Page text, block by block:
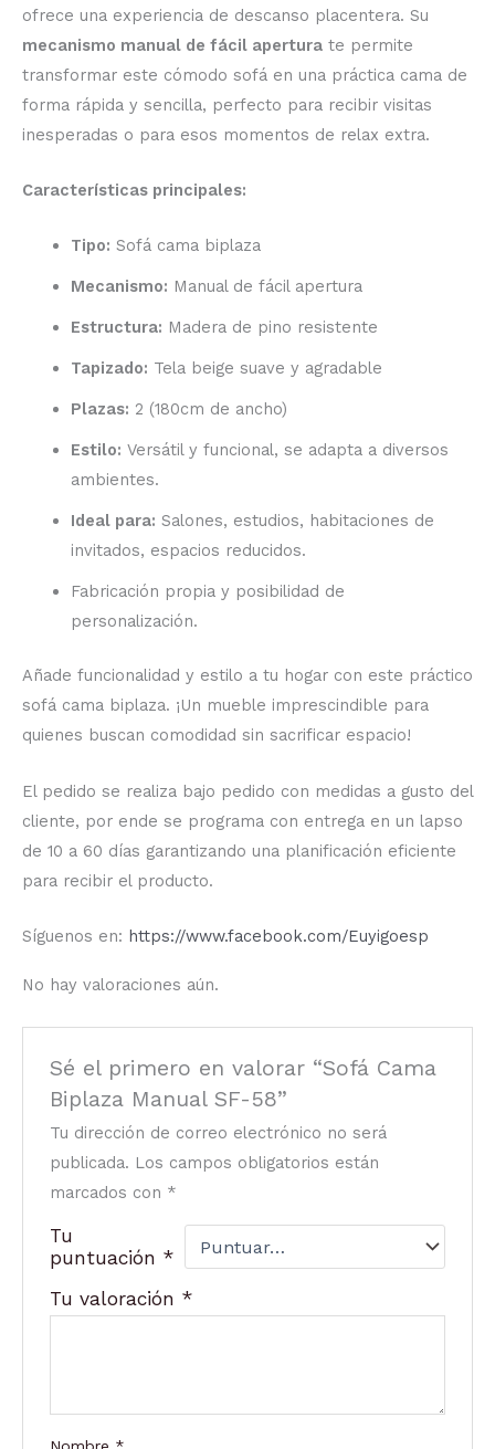
ofrece una experiencia de descanso placentera. Su
mecanismo manual de fácil apertura te permite
transformar este cómodo sofá en una práctica cama de
forma rápida y sencilla, perfecto para recibir visitas
inesperadas o para esos momentos de relax extra.
Características principales:
Tipo: Sofá cama biplaza
Mecanismo: Manual de fácil apertura
Estructura: Madera de pino resistente
Tapizado: Tela beige suave y agradable
Plazas: 2 (180cm de ancho)
Estilo: Versátil y funcional, se adapta a diversos
ambientes.
Ideal para: Salones, estudios, habitaciones de
invitados, espacios reducidos.
Fabricación propia y posibilidad de
personalización.
Añade funcionalidad y estilo a tu hogar con este práctico
sofá cama biplaza. ¡Un mueble imprescindible para
quienes buscan comodidad sin sacrificar espacio!
El pedido se realiza bajo pedido con medidas a gusto del
cliente, por ende se programa con entrega en un lapso
de 10 a 60 días garantizando una planificación eficiente
para recibir el producto.
Síguenos en: https://www.facebook.com/Euyigoesp
No hay valoraciones aún.
Sé el primero en valorar “Sofá Cama
Biplaza Manual SF-58”
Tu dirección de correo electrónico no será
publicada. Los campos obligatorios están
marcados con *
Tu
puntuación *
Tu valoración *